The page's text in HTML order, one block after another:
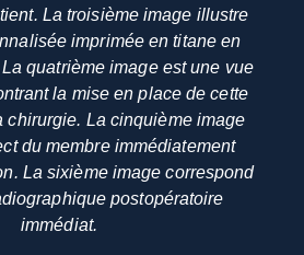
La troisième image illustre
imprimée en titane en
quatrième image est une vue
la mise en place de cette
chirurgie. La cinquième image
du membre immédiatement
La sixième image correspond
postopératoire
immédiat.